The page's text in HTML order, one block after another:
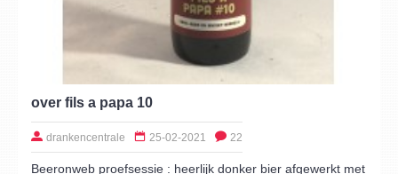
over fils a papa 10
drankencentrale 25-02-2021 22
Beeronweb proefsessie : heerlijk donker bier afgewerkt met